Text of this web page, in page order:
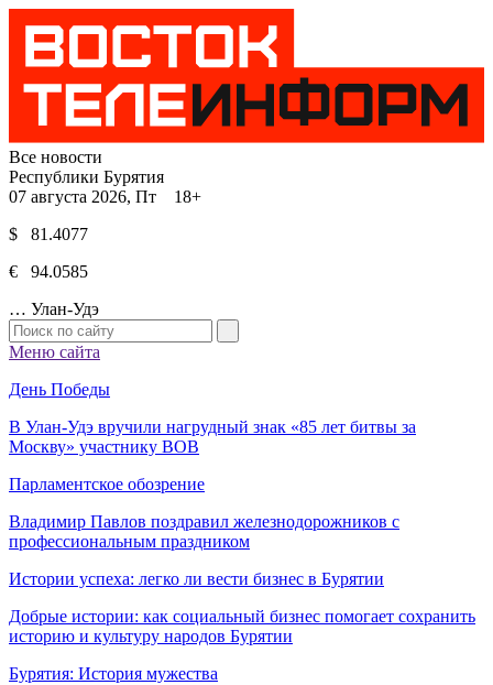
Все новости
Республики Бурятия
07 августа 2026, Пт 18+
$ 81.4077
€ 94.0585
… Улан-Удэ
Меню сайта
День Победы
В Улан-Удэ вручили нагрудный знак «85 лет битвы за
Москву» участнику ВОВ
Парламентское обозрение
Владимир Павлов поздравил железнодорожников с
профессиональным праздником
Истории успеха: легко ли вести бизнес в Бурятии
Добрые истории: как социальный бизнес помогает сохранить
историю и культуру народов Бурятии
Бурятия: История мужества